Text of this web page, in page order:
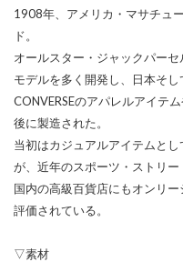
1908年、アメリカ・マサチュ
ド。
オールスター・ジャックパー
モデルを多く開発し、日本そし
CONVERSEのアパレルアイテ
後に製造された。
当初はカジュアルアイテムと
が、近年のスポーツ・ストリー
国内の高級百貨店にもオンリ
評価されている。
▽素材